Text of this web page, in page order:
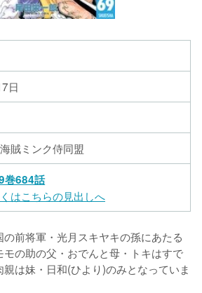
日
賊ミンク侍同盟
巻684話
はこちらの見出しへ
前将軍・光月スキヤキの孫にあたる
の助の父・おでんと母・トキはすで
は妹・日和(ひより)のみとなっていま